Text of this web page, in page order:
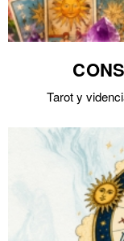
Tarot y